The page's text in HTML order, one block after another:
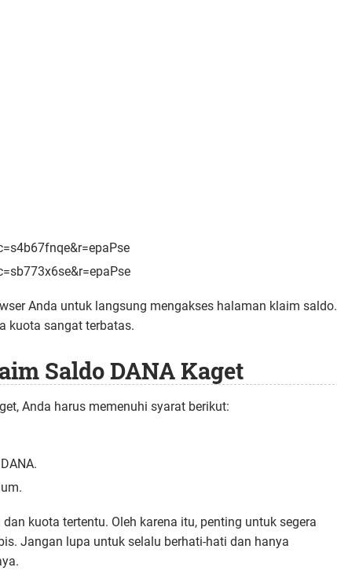
Anda untuk langsung mengakses halaman klaim saldo.
kuota sangat terbatas.
Saldo DANA Kaget
Anda harus memenuhi syarat berikut:
kuota tertentu. Oleh karena itu, penting untuk segera
Jangan lupa untuk selalu berhati-hati dan hanya